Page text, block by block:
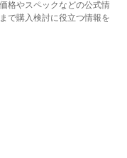
格やスペックなどの公式情
で購入検討に役立つ情報を